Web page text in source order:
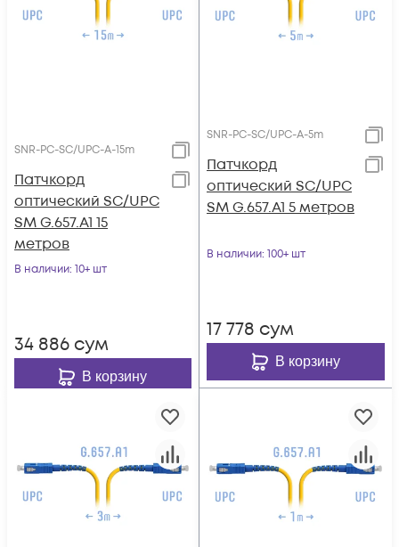
SNR-PC-SC/UPC-A-15m
Патчкорд
оптический SC/UPC
SM G.657.A1 15
метров
В наличии: 10+ шт
34 886 сум
В корзину
SNR-PC-SC/UPC-A-5m
Патчкорд
оптический SC/UPC
SM G.657.A1 5 метров
В наличии: 100+ шт
17 778 сум
В корзину